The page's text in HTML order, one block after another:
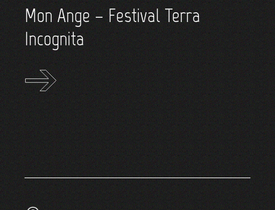
Mon Ange – Festival Terra
Incognita